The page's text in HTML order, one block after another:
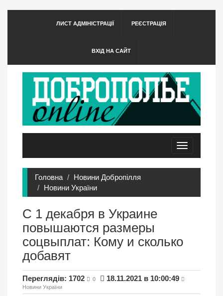
ЛИСТ АДМІНІСТРАЦІЇ РЕЄСТРАЦІЯ
ВХІД НА САЙТ
Toggle
navigation
Головна
Новини Добропілля
Новини України
С 1 декабря в Украине
повышаются размеры
соцвыплат: Кому и сколько
добавят
Переглядів: 1702 0 18.11.2021 в 10:00:49
Новини України